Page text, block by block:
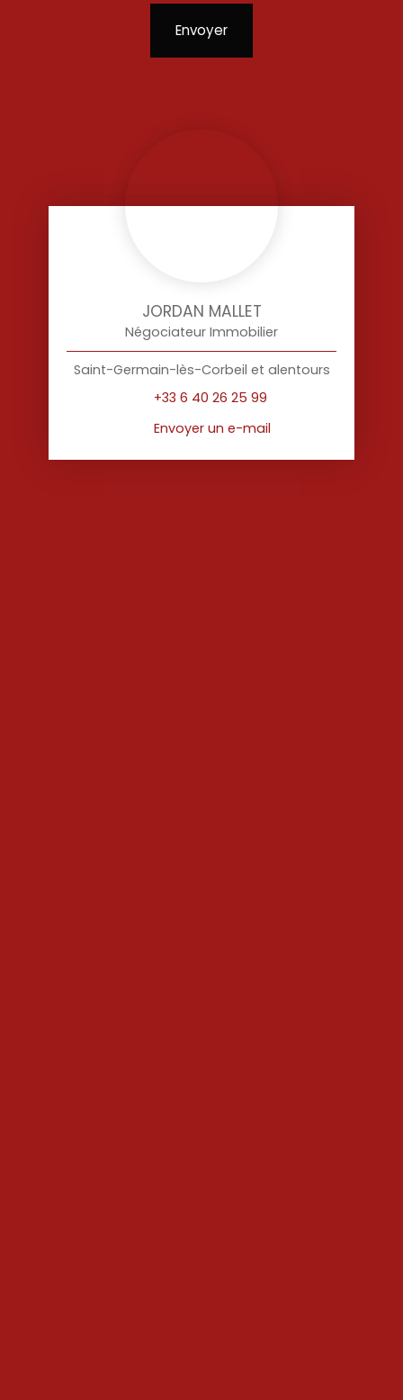
Envoyer
JORDAN MALLET
Négociateur Immobilier
Saint-Germain-lès-Corbeil et alentours
+33 6 40 26 25 99
Envoyer un e-mail